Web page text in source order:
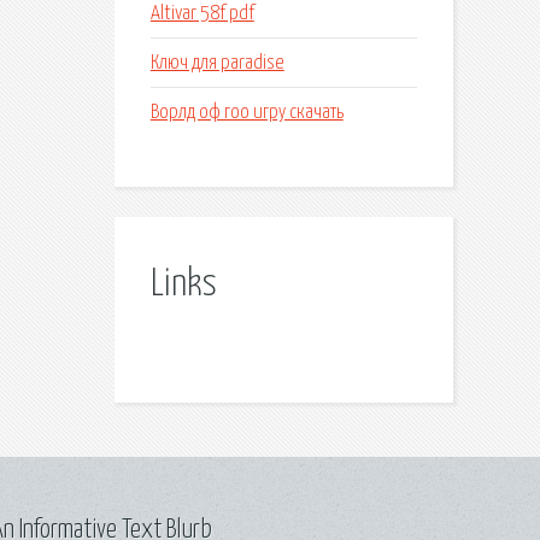
Altivar 58f pdf
Ключ для paradise
Ворлд оф гоо игру скачать
Links
Informative Text Blurb